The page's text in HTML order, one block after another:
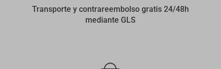
Transporte y contrareembolso gratis 24/48h
mediante GLS